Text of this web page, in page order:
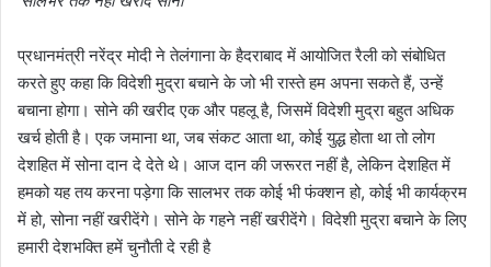
प्रधानमंत्री नरेंद्र मोदी ने तेलंगाना के हैदराबाद में आयोजित रैली को संबोधित
करते हुए कहा कि विदेशी मुद्रा बचाने के जो भी रास्ते हम अपना सकते हैं, उन्हें
बचाना होगा। सोने की खरीद एक और पहलू है, जिसमें विदेशी मुद्रा बहुत अधिक
खर्च होती है। एक जमाना था, जब संकट आता था, कोई युद्ध होता था तो लोग
देशहित में सोना दान दे देते थे। आज दान की जरूरत नहीं है, लेकिन देशहित में
हमको यह तय करना पड़ेगा कि सालभर तक कोई भी फंक्शन हो, कोई भी कार्यक्रम
में हो, सोना नहीं खरीदेंगे। सोने के गहने नहीं खरीदेंगे। विदेशी मुद्रा बचाने के लिए
हमारी देशभक्ति हमें चुनौती दे रही है